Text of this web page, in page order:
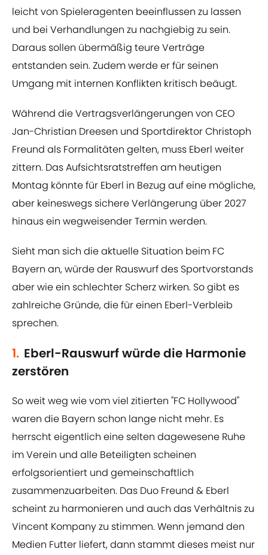
leicht von Spieleragenten beeinflussen zu lassen
und bei Verhandlungen zu nachgiebig zu sein.
Daraus sollen übermäßig teure Verträge
entstanden sein. Zudem werde er für seinen
Umgang mit internen Konflikten kritisch beäugt.
Während die Vertragsverlängerungen von CEO
Jan-Christian Dreesen und Sportdirektor Christoph
Freund als Formalitäten gelten, muss Eberl weiter
zittern. Das Aufsichtsratstreffen am heutigen
Montag könnte für Eberl in Bezug auf eine mögliche,
aber keineswegs sichere Verlängerung über 2027
hinaus ein wegweisender Termin werden.
Sieht man sich die aktuelle Situation beim FC
Bayern an, würde der Rauswurf des Sportvorstands
aber wie ein schlechter Scherz wirken. So gibt es
zahlreiche Gründe, die für einen Eberl-Verbleib
sprechen.
1. Eberl-Rauswurf würde die Harmonie
zerstören
So weit weg wie vom viel zitierten "FC Hollywood"
waren die Bayern schon lange nicht mehr. Es
herrscht eigentlich eine selten dagewesene Ruhe
im Verein und alle Beteiligten scheinen
erfolgsorientiert und gemeinschaftlich
zusammenzuarbeiten. Das Duo Freund & Eberl
scheint zu harmonieren und auch das Verhältnis zu
Vincent Kompany zu stimmen. Wenn jemand den
Medien Futter liefert, dann stammt dieses meist nur